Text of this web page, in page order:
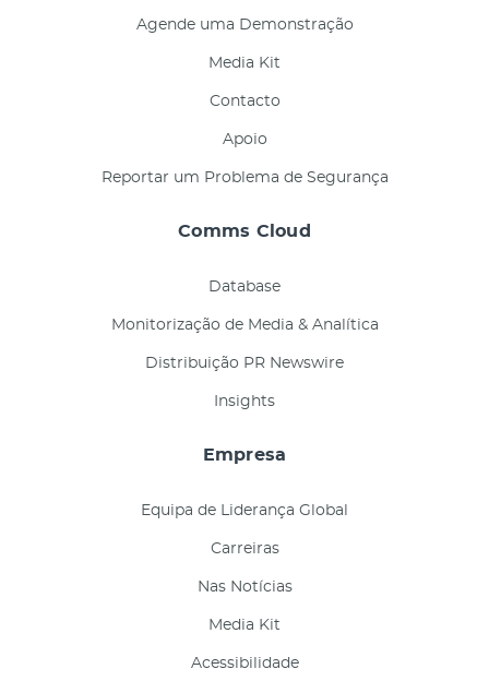
Agende uma Demonstração
Media Kit
Contacto
Apoio
Reportar um Problema de Segurança
Comms Cloud
Database
Monitorização de Media & Analítica
Distribuição PR Newswire
Insights
Empresa
Equipa de Liderança Global
Carreiras
Nas Notícias
Media Kit
Acessibilidade